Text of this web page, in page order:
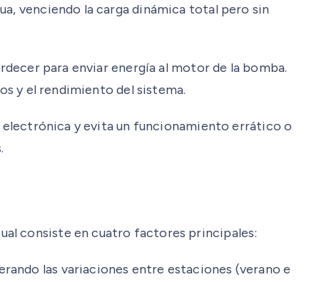
venciendo la carga dinámica total pero sin
para enviar energía al motor de la bomba.
y el rendimiento del sistema.
electrónica y evita un funcionamiento errático o
consiste en cuatro factores principales:
las variaciones entre estaciones (verano e